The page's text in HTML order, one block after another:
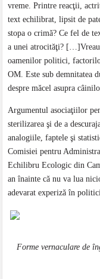
vreme. Printre reacţii,
text echilibrat, lipsit de
stopa o crimă? Ce fel de
a unei atrocităţi? […]Vreau
oamenilor politici,
OM. Este sub demnitatea
despre măcel asupra
Argumentul asociaţiilor
sterilizarea şi de a
analogiile, faptele şi
Comisiei pentru
Echilibru Ecologic din
an înainte că nu va lua
adevarat experiză în
Forme vernaculare de